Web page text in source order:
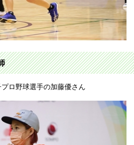
ロ野球選手の加藤優さん